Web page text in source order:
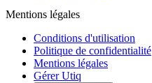
Mentions légales
Conditions d'utilisation
Politique de confidentialité
Mentions légales
Gérer Utiq